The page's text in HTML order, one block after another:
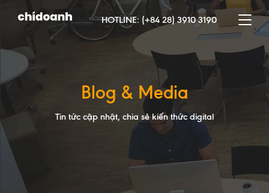
Blog & Media
Tin tức cập nhật, chia sẻ kiến thức digital
HOTLINE: (+84 28) 3910 3190